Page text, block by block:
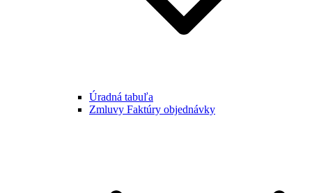
Úradná tabuľa
Zmluvy Faktúry objednávky